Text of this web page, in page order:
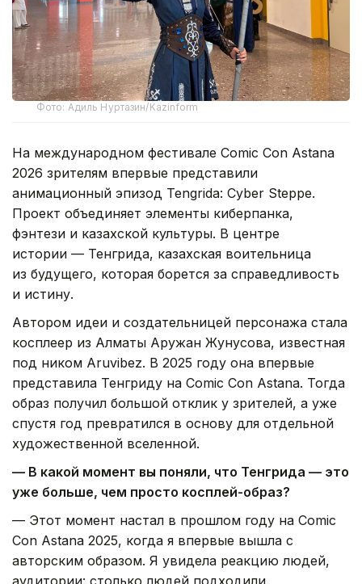
Фото: Адиль Нуртазин/Kazinform
На международном фестивале Comic Con Astana
2026 зрителям впервые представили
анимационный эпизод Tengrida: Cyber Steppe.
Проект объединяет элементы киберпанка,
фэнтези и казахской культуры. В центре
истории — Тенгрида, казахская воительница
из будущего, которая борется за справедливость
и истину.
Автором идеи и создательницей персонажа стала
косплеер из Алматы Аружан Жунусова, известная
под ником Aruvibez. В 2025 году она впервые
представила Тенгриду на Comic Con Astana. Тогда
образ получил большой отклик у зрителей, а уже
спустя год превратился в основу для отдельной
художественной вселенной.
— В какой момент вы поняли, что Тенгрида — это
уже больше, чем просто косплей-образ?
— Этот момент настал в прошлом году на Comic
Con Astana 2025, когда я впервые вышла с
авторским образом. Я увидела реакцию людей,
аудитории: столько людей подходили,